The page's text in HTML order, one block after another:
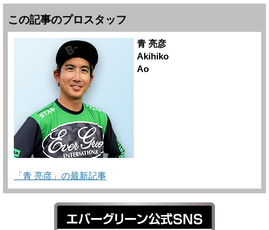
この記事のプロスタッフ
青 亮彦
Akihiko
Ao
「青 亮彦」の最新記事